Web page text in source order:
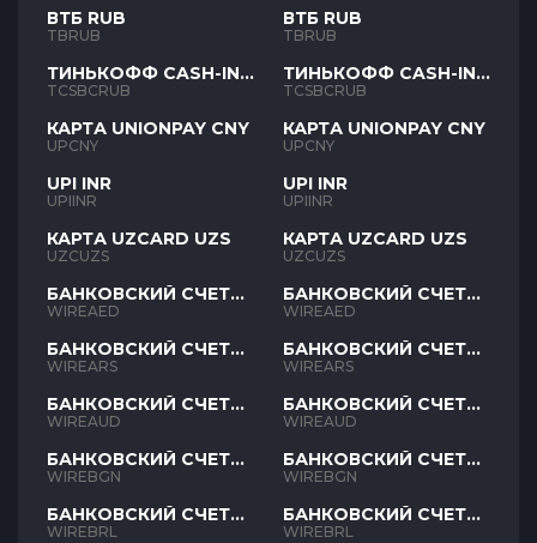
ВТБ RUB
TBRUB
ТИНЬКОФФ CASH-IN
RUB
TCSBCRUB
КАРТА UNIONPAY CNY
UPCNY
UPI INR
UPIINR
КАРТА UZCARD UZS
UZCUZS
БАНКОВСКИЙ СЧЕТ
AED
WIREAED
БАНКОВСКИЙ СЧЕТ
ARS
WIREARS
БАНКОВСКИЙ СЧЕТ
AUD
WIREAUD
БАНКОВСКИЙ СЧЕТ
BGN
WIREBGN
БАНКОВСКИЙ СЧЕТ
BRL
WIREBRL
ВТБ RUB
TBRUB
ТИНЬКОФФ CASH-IN
RUB
TCSBCRUB
КАРТА UNIONPAY CNY
UPCNY
UPI INR
UPIINR
КАРТА UZCARD UZS
UZCUZS
БАНКОВСКИЙ СЧЕТ
AED
WIREAED
БАНКОВСКИЙ СЧЕТ
ARS
WIREARS
БАНКОВСКИЙ СЧЕТ
AUD
WIREAUD
БАНКОВСКИЙ СЧЕТ
BGN
WIREBGN
БАНКОВСКИЙ СЧЕТ
BRL
WIREBRL